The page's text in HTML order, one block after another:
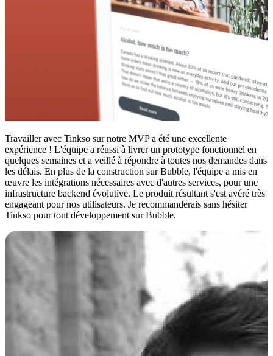
Travailler avec Tinkso sur notre MVP a été une excellente
expérience ! L'équipe a réussi à livrer un prototype fonctionnel en
quelques semaines et a veillé à répondre à toutes nos demandes dans
les délais. En plus de la construction sur Bubble, l'équipe a mis en
œuvre les intégrations nécessaires avec d'autres services, pour une
infrastructure backend évolutive. Le produit résultant s'est avéré très
engageant pour nos utilisateurs. Je recommanderais sans hésiter
Tinkso pour tout développement sur Bubble.